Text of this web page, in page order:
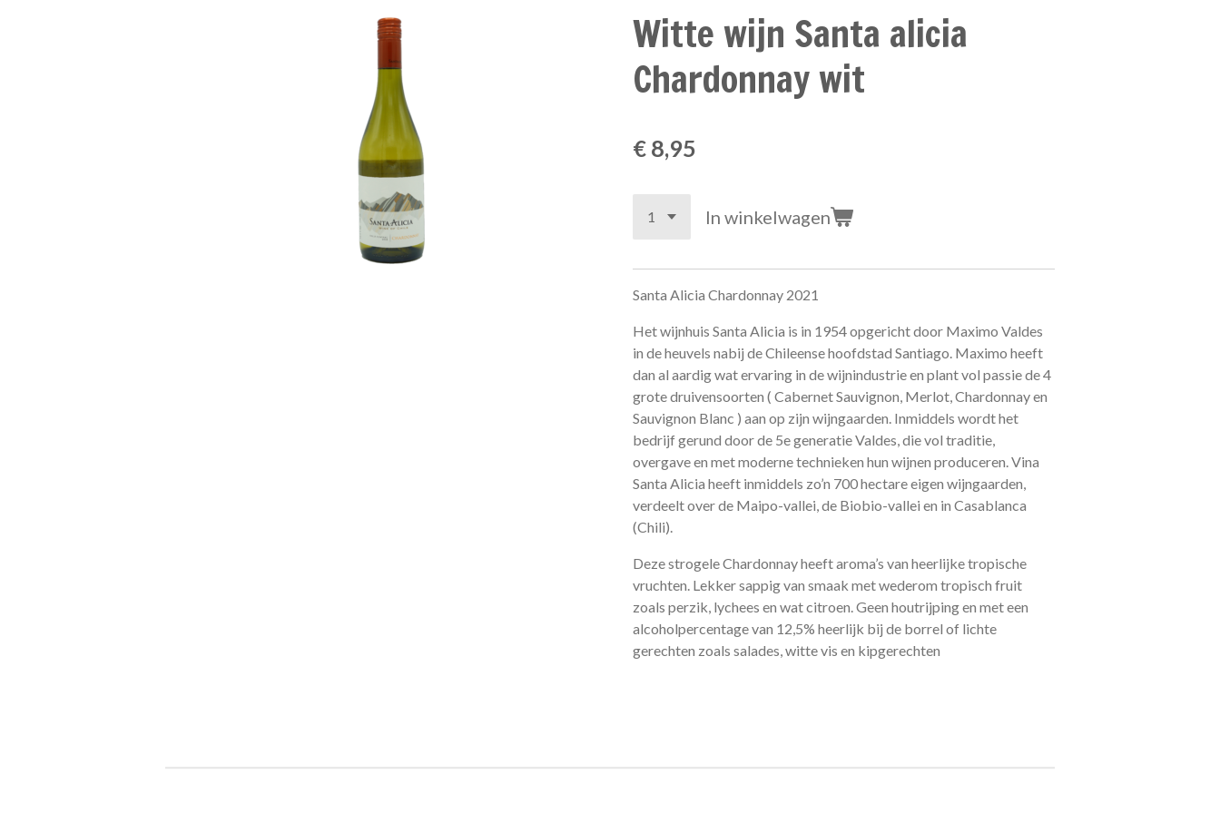
Witte wijn Santa alicia
Chardonnay wit
€ 8,95
In winkelwagen
Santa Alicia Chardonnay 2021
Het wijnhuis Santa Alicia is in 1954 opgericht door Maximo Valdes
in de heuvels nabij de Chileense hoofdstad Santiago. Maximo heeft
dan al aardig wat ervaring in de wijnindustrie en plant vol passie de 4
grote druivensoorten ( Cabernet Sauvignon, Merlot, Chardonnay en
Sauvignon Blanc ) aan op zijn wijngaarden. Inmiddels wordt het
bedrijf gerund door de 5e generatie Valdes, die vol traditie,
overgave en met moderne technieken hun wijnen produceren. Vina
Santa Alicia heeft inmiddels zo’n 700 hectare eigen wijngaarden,
verdeelt over de Maipo-vallei, de Biobio-vallei en in Casablanca
(Chili).
Deze strogele Chardonnay heeft aroma’s van heerlijke tropische
vruchten. Lekker sappig van smaak met wederom tropisch fruit
zoals perzik, lychees en wat citroen. Geen houtrijping en met een
alcoholpercentage van 12,5% heerlijk bij de borrel of lichte
gerechten zoals salades, witte vis en kipgerechten